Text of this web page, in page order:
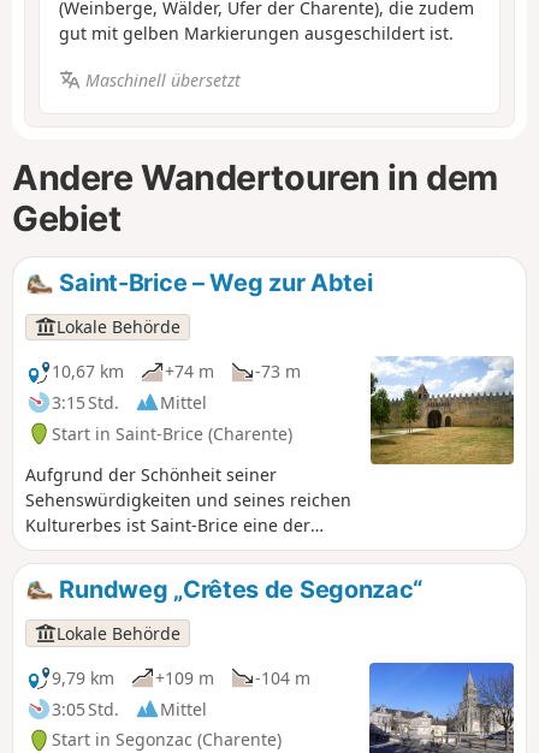
(Weinberge, Wälder, Ufer der Charente), die zudem
gut mit gelben Markierungen ausgeschildert ist.
Maschinell übersetzt
Andere Wandertouren in dem
Gebiet
Saint-Brice – Weg zur Abtei
Lokale Behörde
10,67 km
+74 m
-73 m
3:15 Std.
Mittel
Start in Saint-Brice (Charente)
Aufgrund der Schönheit seiner
Sehenswürdigkeiten und seines reichen
Kulturerbes ist Saint-Brice eine der
malerischsten Gemeinden der Region
Cognac. In der malerischen Umgebung
der Täler der Charente und der Soloire
hat der Mensch seit langem
symbolträchtige Bauwerke errichtet:
Dolmen, Kirchen, Abteien, Schlösser
und Wohnhäuser, die alle besonders
sorgfältig gestaltet sind.
Rundweg „Crêtes de Segonzac“
Lokale Behörde
9,79 km
+109 m
-104 m
3:05 Std.
Mittel
Start in Segonzac (Charente)